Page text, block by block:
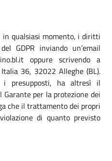
in qualsiasi momento, i diritti
GDPR inviando un’email
oppure scrivendo a
36, 32022 Alleghe (BL).
i presupposti, ha altresì il
per la protezione dei
che il trattamento dei propri
di quanto previsto